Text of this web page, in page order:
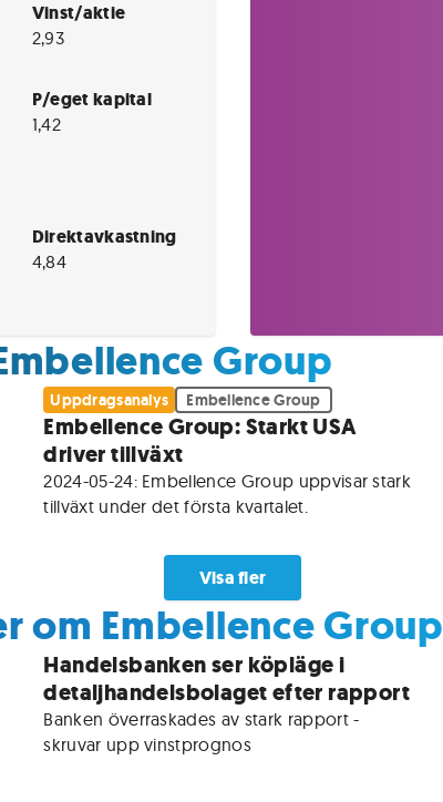
Vinst/aktie
2,93
P/eget kapital
1,42
Direktavkastning
4,84
Group
Uppdragsanalys Embellence Group
Embellence Group: Starkt USA
driver tillväxt
2024-05-24: Embellence Group uppvisar stark
tillväxt under det första kvartalet.
Visa fler
om Embellence Group
Handelsbanken ser köpläge i
detaljhandelsbolaget efter rapport
Banken överraskades av stark rapport -
skruvar upp vinstprognos